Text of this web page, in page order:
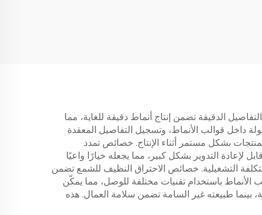
الدقيقة تضمن إنتاج أنماط دقيقة للغاية، مما
داخل قوالب الأنماط، وتسجيل التفاصيل المعقدة
بشكل مستمر أثناء الإنتاج. خصائص تمدد
التدوير بشكل كبير، مما يجعله خيارًا واعيًا
التشغيلية. خصائص الاحتراق النظيف للشمع تضمن
الأنماط باستخدام تقنيات مختلفة للوصل، مما يمكّن
طبيعته غير السامة تضمن سلامة العمال. هذه